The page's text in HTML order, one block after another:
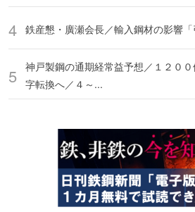
鉄産懇・廣瀬会長／輸入鋼材の影響「
神戸製鋼の通期経常益予想／１２０
字転換へ／４～...